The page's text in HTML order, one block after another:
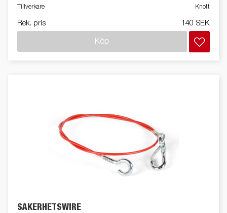
Tillverkare
Knott
Rek. pris 140 SEK
Köp
SÄKERHETSWIRE